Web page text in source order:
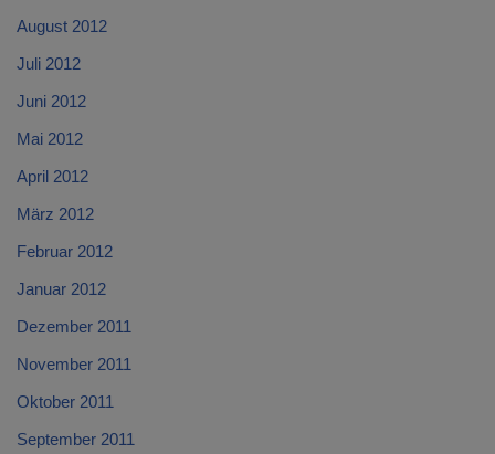
August 2012
Juli 2012
Juni 2012
Mai 2012
April 2012
März 2012
Februar 2012
Januar 2012
Dezember 2011
November 2011
Oktober 2011
September 2011